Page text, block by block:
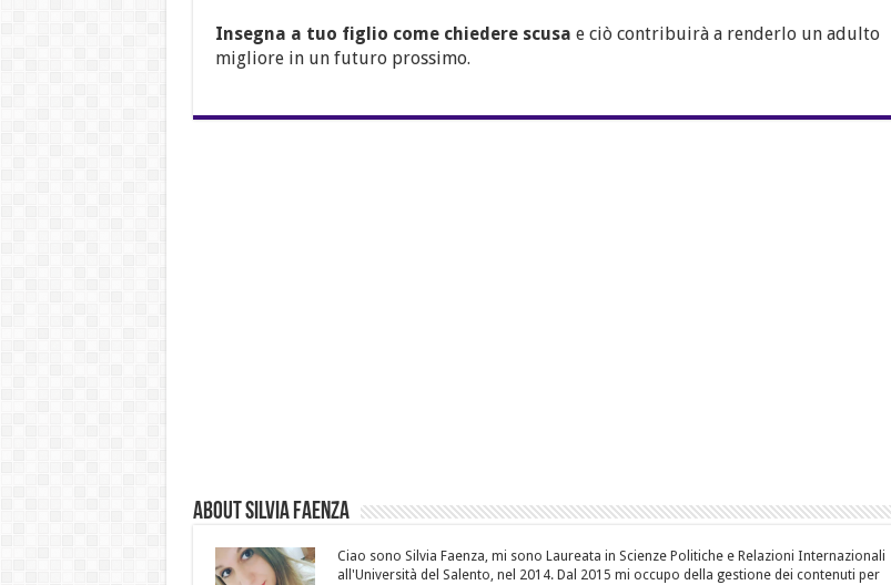
Insegna a tuo figlio come chiedere scusa e ciò contribuirà a renderlo un adulto
migliore in un futuro prossimo.
About Silvia Faenza
Ciao sono Silvia Faenza, mi sono Laureata in Scienze Politiche e Relazioni Internazionali
all'Università del Salento, nel 2014. Dal 2015 mi occupo della gestione dei contenuti per